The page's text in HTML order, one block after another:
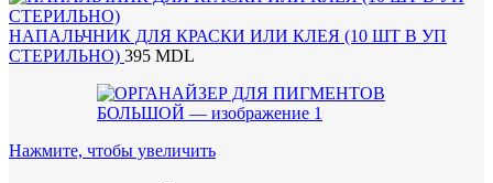
НАПАЛЬЧНИК ДЛЯ КРАСКИ ИЛИ КЛЕЯ (10 ШТ В УП
СТЕРИЛЬНО) 395 MDL
Нажмите, чтобы увеличить